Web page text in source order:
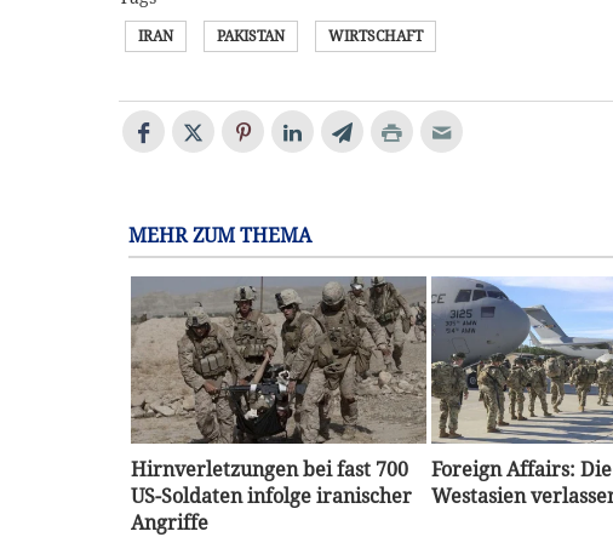
IRAN PAKISTAN WIRTSCHAFT
MEHR ZUM THEMA
Hirnverletzungen bei fast 700
US-Soldaten infolge iranischer
Angriffe
Foreign Affairs:
Westasien